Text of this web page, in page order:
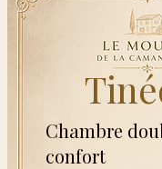
Tinéon
Chambre
Chambre
confort